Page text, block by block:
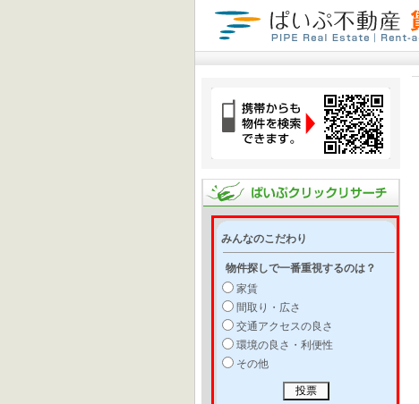
みんなのこだわり
物件探しで一番重視するのは？
家賃
間取り・広さ
交通アクセスの良さ
環境の良さ・利便性
その他